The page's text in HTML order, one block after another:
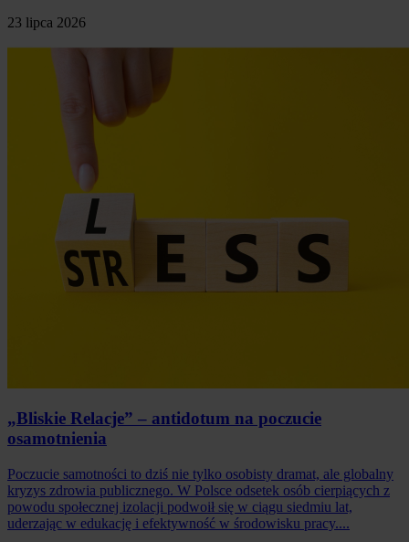
23 lipca 2026
„Bliskie Relacje” – antidotum na poczucie
osamotnienia
Poczucie samotności to dziś nie tylko osobisty dramat, ale globalny
kryzys zdrowia publicznego. W Polsce odsetek osób cierpiących z
powodu społecznej izolacji podwoił się w ciągu siedmiu lat,
uderzając w edukację i efektywność w środowisku pracy....